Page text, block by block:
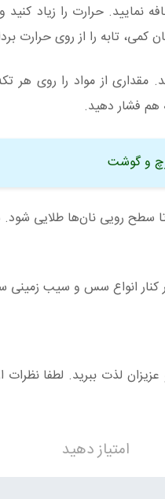
نمایید. حرارت را زیاد
تابه را از روی حرارت
مقداری از مواد را روی هر
هم فشار دهید.
و گوشت
سطح رویی نان‌ها طلایی شود.
کنار انواع سس و سیب زمینی
لذت ببرید. لطفا نظرات
امتیاز دهید